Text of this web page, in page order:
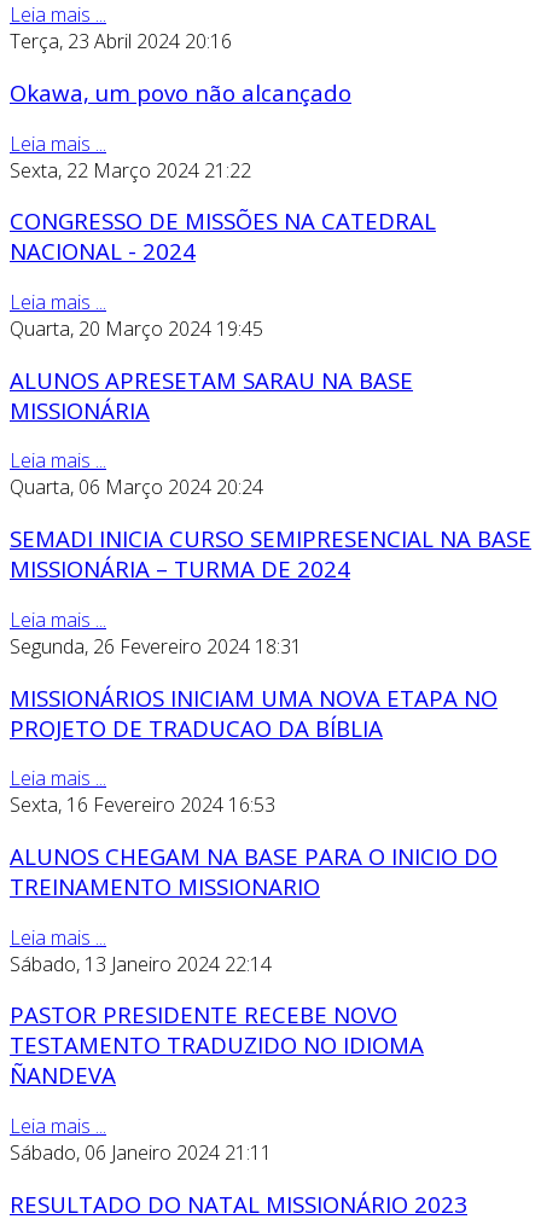
Leia mais ...
Terça, 23 Abril 2024 20:16
Okawa, um povo não alcançado
Leia mais ...
Sexta, 22 Março 2024 21:22
CONGRESSO DE MISSÕES NA CATEDRAL
NACIONAL - 2024
Leia mais ...
Quarta, 20 Março 2024 19:45
ALUNOS APRESETAM SARAU NA BASE
MISSIONÁRIA
Leia mais ...
Quarta, 06 Março 2024 20:24
SEMADI INICIA CURSO SEMIPRESENCIAL NA BASE
MISSIONÁRIA – TURMA DE 2024
Leia mais ...
Segunda, 26 Fevereiro 2024 18:31
MISSIONÁRIOS INICIAM UMA NOVA ETAPA NO
PROJETO DE TRADUCAO DA BÍBLIA
Leia mais ...
Sexta, 16 Fevereiro 2024 16:53
ALUNOS CHEGAM NA BASE PARA O INICIO DO
TREINAMENTO MISSIONARIO
Leia mais ...
Sábado, 13 Janeiro 2024 22:14
PASTOR PRESIDENTE RECEBE NOVO
TESTAMENTO TRADUZIDO NO IDIOMA
ÑANDEVA
Leia mais ...
Sábado, 06 Janeiro 2024 21:11
RESULTADO DO NATAL MISSIONÁRIO 2023